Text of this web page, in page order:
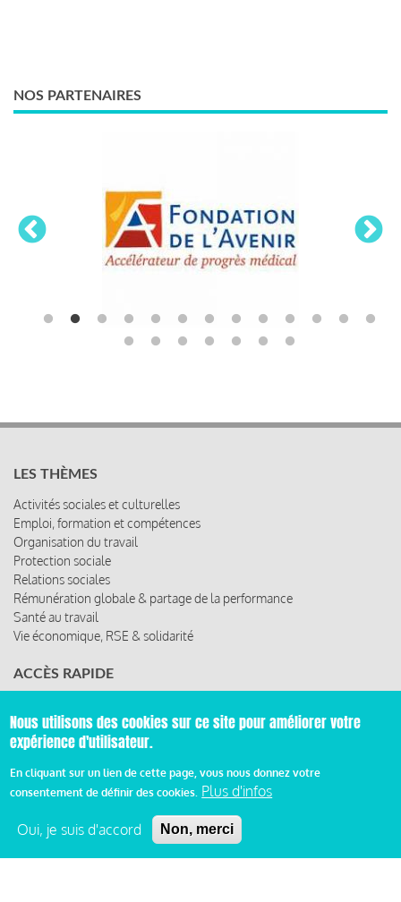
NOS PARTENAIRES
LES THÈMES
Activités sociales et culturelles
Emploi, formation et compétences
Organisation du travail
Protection sociale
Relations sociales
Rémunération globale & partage de la performance
Santé au travail
Vie économique, RSE & solidarité
ACCÈS RAPIDE
Les rencontres
Les ressources
© 2019 Miroir Social - Réalisé par
Mentions légales et condition générale d’utilisation et
Nous utilisons des cookies sur ce site pour améliorer votre
expérience d'utilisateur.
En cliquant sur un lien de cette page, vous nous donnez votre
consentement de définir des cookies. Plus d'infos
Oui, je suis d'accord Non, merci